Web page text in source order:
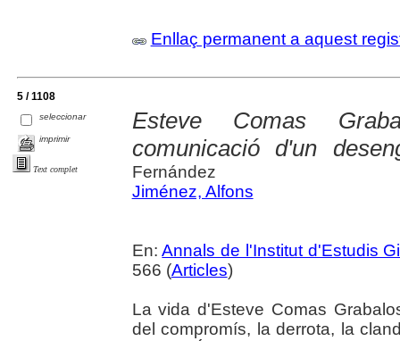
Enllaç permanent a aquest
5 / 1108
seleccionar
imprimir
Text complet
Esteve Comas
comunicació d'un
Fernández
Jiménez, Alfons
En:Annals de l'Institut d'Estudis
566 (Articles)
La vida d'Esteve Comas
del compromís, la derrota, la